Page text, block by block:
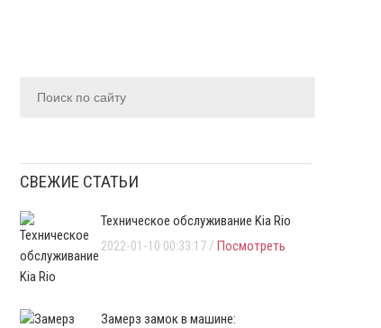
СВЕЖИЕ СТАТЬИ
Техническое обслуживание Kia Rio
2022-01-10 00:33:17 /Посмотреть
Замерз замок в машине: